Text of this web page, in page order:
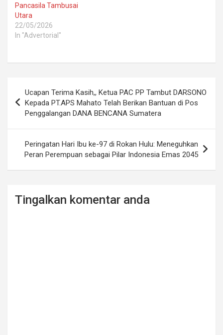
Pancasila Tambusai
Utara
22/05/2026
In "Advertorial"
navigation
Ucapan Terima Kasih,, Ketua PAC PP Tambut DARSONO
Kepada PT.APS Mahato Telah Berikan Bantuan di Pos
Penggalangan DANA BENCANA Sumatera
Peringatan Hari Ibu ke-97 di Rokan Hulu: Meneguhkan
Peran Perempuan sebagai Pilar Indonesia Emas 2045
Tingalkan komentar anda